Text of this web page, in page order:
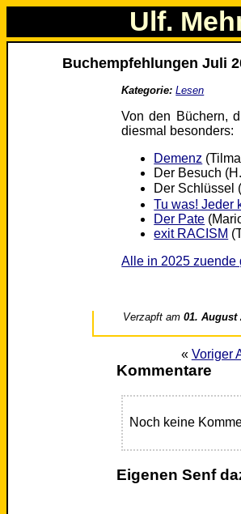
Ulf.
Buchempfehlungen Juli
Kategorie: Lesen
Von den Büchern,
diesmal besonders:
Demenz
Der Besuch
Der Schlüssel
Tu was! Jeder
Der Pate
exit RACISM
Alle in 2025 zuende
Verzapft am01. August
« Voriger
Kommentare
Noch keine
Eigenen Senf